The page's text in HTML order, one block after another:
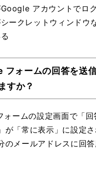
アカウントでロ
ークレットウィンドウ
フォームの回答を送
すか？
ームの設定画面で「回
が「常に表示」に設定
のメールアドレスに回答